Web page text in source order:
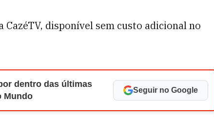
disponível sem custo adicional no
dentro das últimas
Mundo
Seguir no Google